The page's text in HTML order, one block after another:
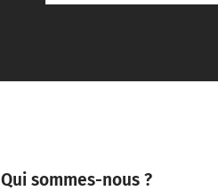
Qui sommes-nous ?